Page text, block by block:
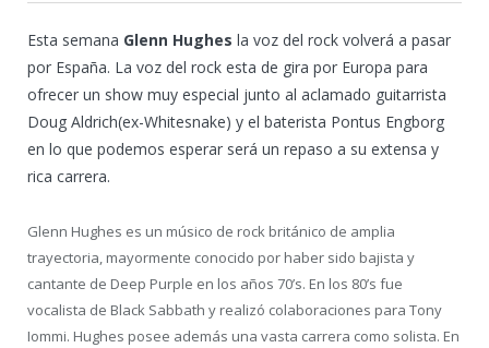
Esta semana Glenn Hughes la voz del rock volverá a pasar
por España. La voz del rock esta de gira por Europa para
ofrecer un show muy especial junto al aclamado guitarrista
Doug Aldrich(ex-Whitesnake) y el baterista Pontus Engborg
en lo que podemos esperar será un repaso a su extensa y
rica carrera.
Glenn Hughes es un músico de rock británico de amplia
trayectoria, mayormente conocido por haber sido bajista y
cantante de Deep Purple en los años 70’s. En los 80’s fue
vocalista de Black Sabbath y realizó colaboraciones para Tony
Iommi. Hughes posee además una vasta carrera como solista. En